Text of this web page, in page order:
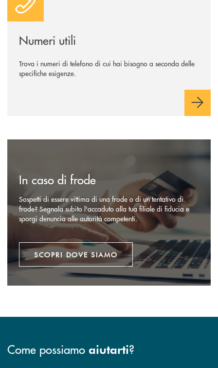
Numeri utili
Trova i numeri di telefono di cui hai bisogno a seconda delle
specifiche esigenze.
In caso di frode
Sospetti di essere vittima di una frode o di un tentativo di
frode? Segnala subito l'accaduto alla tua filiale di fiducia e
sporgi denuncia alle autorità competenti.
SCOPRI DOVE SIAMO
Come possiamo aiutarti?